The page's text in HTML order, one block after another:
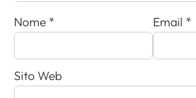
Nome * Email *
Sito Web